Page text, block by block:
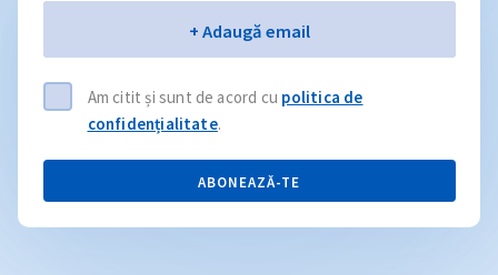
+ Adaugă email
Am citit și sunt de acord cu politica de
confidențialitate.
ABONEAZĂ-TE